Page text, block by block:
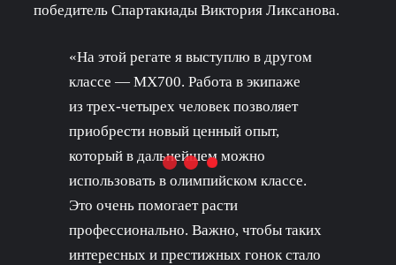
победитель Спартакиады Виктория Ликсанова.
«На этой регате я выступлю в другом
классе — MX700. Работа в экипаже
из трех-четырех человек позволяет
приобрести новый ценный опыт,
который в дальнейшем можно
использовать в олимпийском классе.
Это очень помогает расти
профессионально. Важно, чтобы таких
интересных и престижных гонок стало